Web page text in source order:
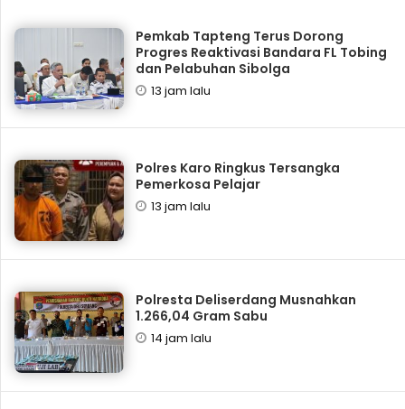
Pemkab Tapteng Terus Dorong
Progres Reaktivasi Bandara FL Tobing
dan Pelabuhan Sibolga
13 jam lalu
Polres Karo Ringkus Tersangka
Pemerkosa Pelajar
13 jam lalu
Polresta Deliserdang Musnahkan
1.266,04 Gram Sabu
14 jam lalu